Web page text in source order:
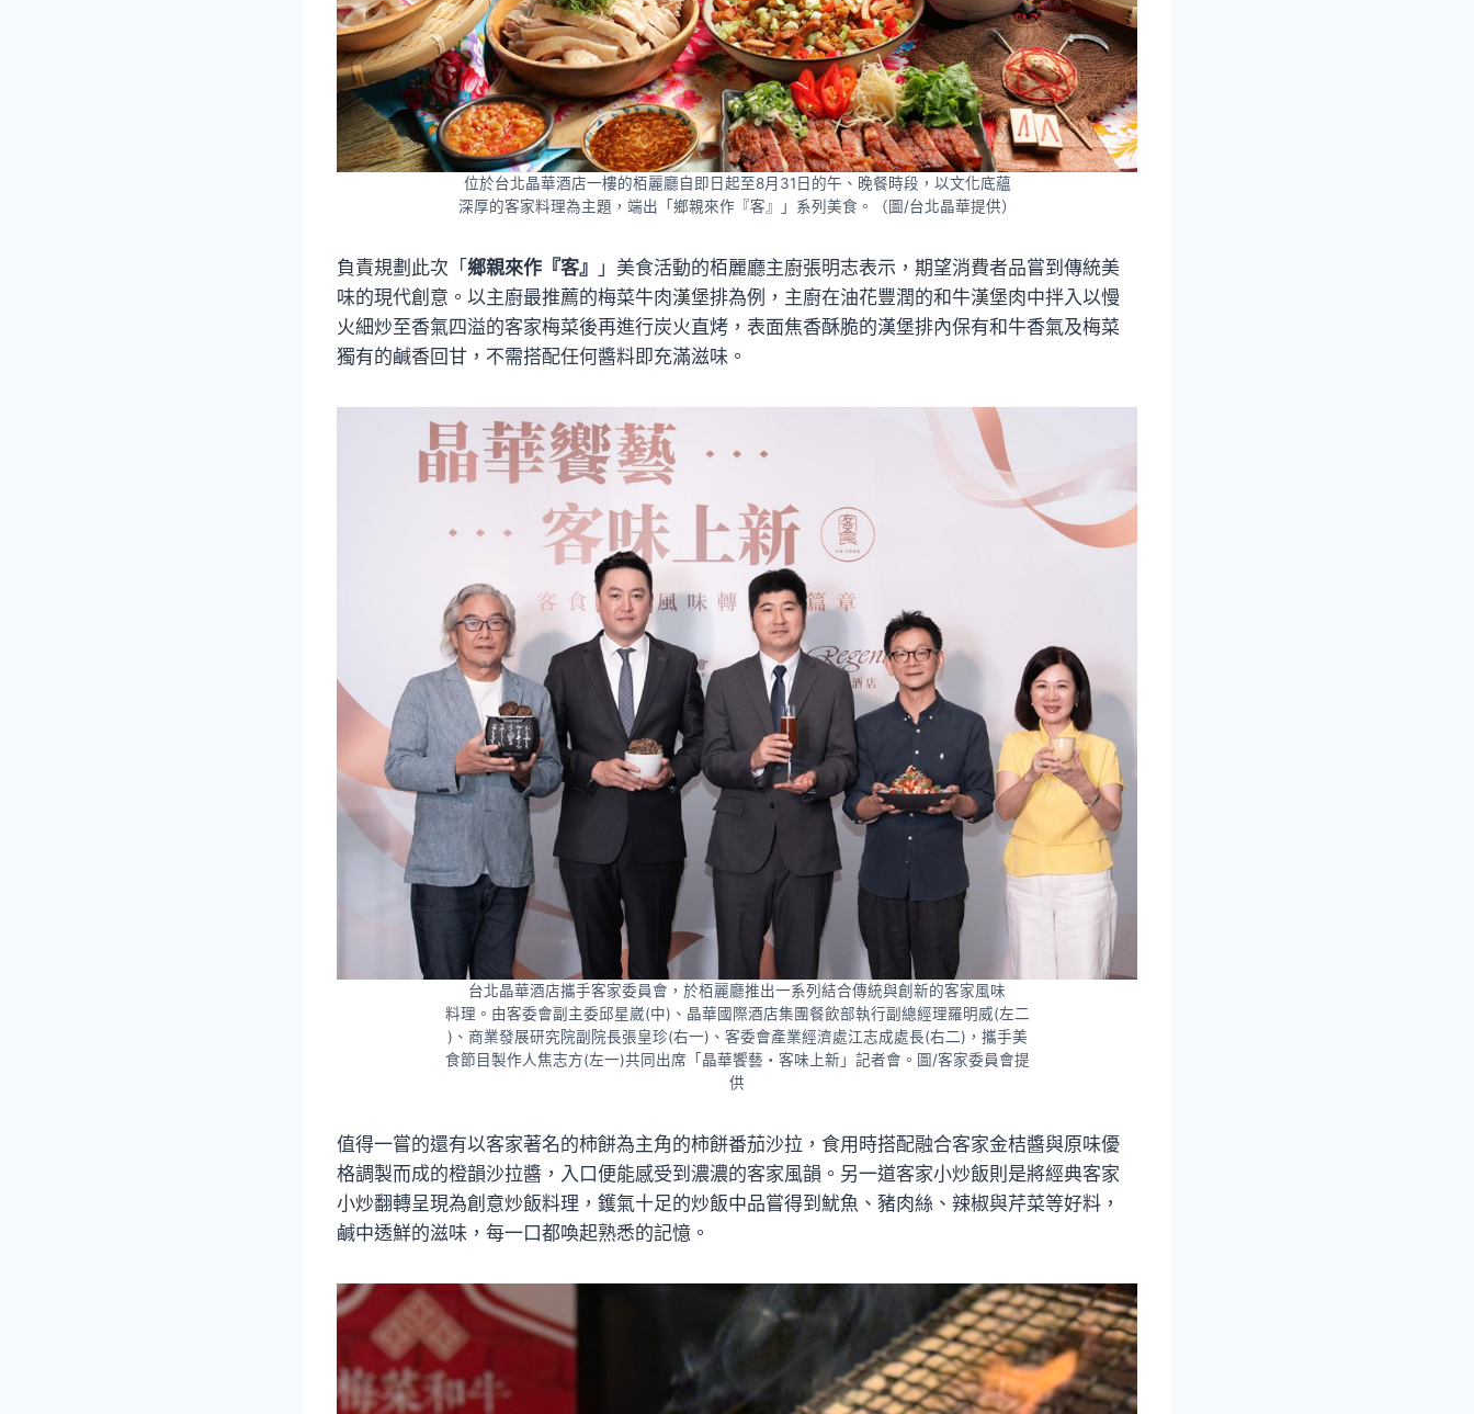
位於台北晶華酒店一樓的栢麗廳自即日起至8月31日的午、晚餐時段，以文化底蘊
深厚的客家料理為主題，端出「鄉親來作『客』」系列美食。（圖/台北晶華提供）
負責規劃此次「 鄉親來作『客』
」美食活動的栢麗廳主廚張明志表示，期望消費者品嘗到傳統美
味的現代創意。以主廚最推薦的梅菜牛肉漢堡排為例，主廚在油花豐潤的和牛漢堡肉中拌入以慢
火細炒至香氣四溢的客家梅菜後再進行炭火直烤，表面焦香酥脆的漢堡排內保有和牛香氣及梅菜
獨有的鹹香回甘，不需搭配任何醬料即充滿滋味。
台北晶華酒店攜手客家委員會，於栢麗廳推出一系列結合傳統與創新的客家風味
料理。由客委會副主委邱星崴(中)、晶華國際酒店集團餐飲部執行副總經理羅明威(左二
)、商業發展研究院副院長張皇珍(右一)、客委會產業經濟處江志成處長(右二)，攜手美
食節目製作人焦志方(左一)共同出席「晶華饗藝・客味上新」記者會。圖/客家委員會提
供
值得一嘗的還有以客家著名的柿餅為主角的柿餅番茄沙拉，食用時搭配融合客家金桔醬與原味優
格調製而成的橙韻沙拉醬，入口便能感受到濃濃的客家風韻。另一道客家小炒飯則是將經典客家
小炒翻轉呈現為創意炒飯料理，鑊氣十足的炒飯中品嘗得到魷魚、豬肉絲、辣椒與芹菜等好料，
鹹中透鮮的滋味，每一口都喚起熟悉的記憶。